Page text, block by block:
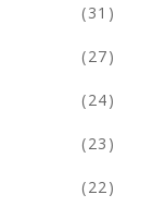
(31)
(27)
(24)
(23)
(22)